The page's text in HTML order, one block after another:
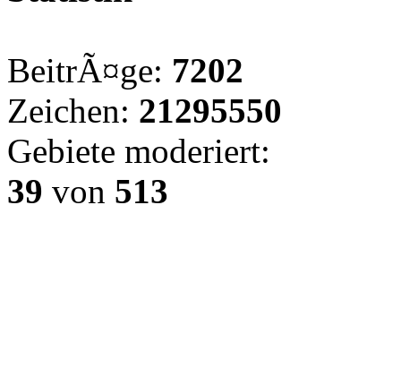
BeitrÃ¤ge: 7202
Zeichen: 21295550
Gebiete moderiert:
39 von 513